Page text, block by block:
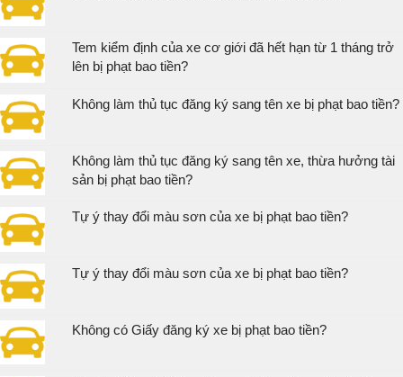
Tem kiểm định của xe cơ giới đã hết hạn từ 1 tháng trở
lên bị phạt bao tiền?
Không làm thủ tục đăng ký sang tên xe bị phạt bao tiền?
Không làm thủ tục đăng ký sang tên xe, thừa hưởng tài
sản bị phạt bao tiền?
Tự ý thay đổi màu sơn của xe bị phạt bao tiền?
Tự ý thay đổi màu sơn của xe bị phạt bao tiền?
Không có Giấy đăng ký xe bị phạt bao tiền?